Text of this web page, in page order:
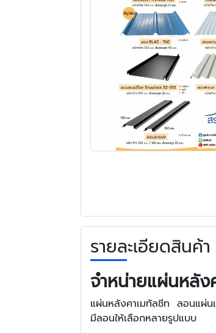
รายละเอียดสินค้า
จำหน่ายแผ่นหลัง
แผ่นหลังคาเมทัลชีท ลอนแผ่
มีลอนให้เลือกหลายรูปแบบ